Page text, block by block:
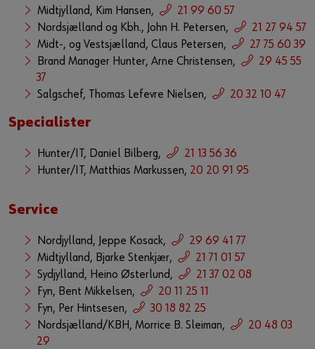
Guide til selvvalgt brugernavn
eller
Har du lyst til at være en online kunde?
shoppen.
Kun salg til erhvervskunder
Bliv kunde / Opret online bruger
Midtjylland, Kim Hansen,
21 99 60 57
Nordsjælland og Kbh., John H. Petersen,
21 27 94 57
Midt-, og Vestsjælland, Claus Petersen,
27 75 60 39
Brand Manager Hunter, Arne Christensen,
29 45 55
37
Salgschef, Thomas Lefevre Nielsen,
20 32 10 47
Specialister
Hunter/IT, Daniel Bilberg,
21 13 56 36
Hunter/IT, Matthias Markussen, 20 20 91 95
Service
Nordjylland, Jeppe Kosack,
29 69 41 77
Midtjylland, Bjarke Stenkjær,
21 71 01 57
Sydjylland, Heino Østerlund,
21 37 02 08
Fyn, Bent Mikkelsen,
20 11 25 11
Fyn, Per Hintsesen,
30 18 82 25
Nordsjælland/KBH, Morrice B. Sleiman,
20 48 03
29